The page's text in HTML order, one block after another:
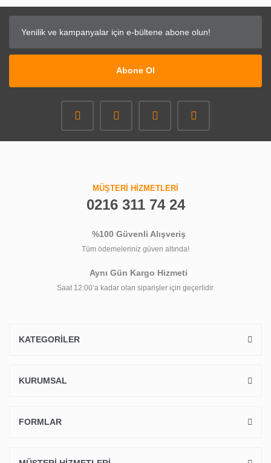
Abone Ol
MÜŞTERİ HİZMETLERİ
0216 311 74 24
%100 Güvenli Alışveriş
Tüm ödemeleriniz güven altında!
Aynı Gün Kargo Hizmeti
Saat 12:00’a kadar olan siparişler için geçerlidir.
KATEGORİLER
KURUMSAL
FORMLAR